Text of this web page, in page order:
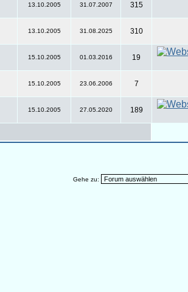
13.10.2005 31.07.2007 315
13.10.2005 31.08.2025 310
15.10.2005 01.03.2016 19
15.10.2005 23.06.2006 7
15.10.2005 27.05.2020 189
Gehe zu: